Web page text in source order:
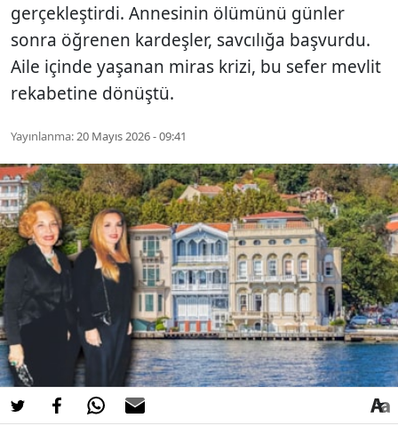
gerçekleştirdi. Annesinin ölümünü günler
sonra öğrenen kardeşler, savcılığa başvurdu.
Aile içinde yaşanan miras krizi, bu sefer mevlit
rekabetine dönüştü.
Yayınlanma:20 Mayıs 2026 - 09:41